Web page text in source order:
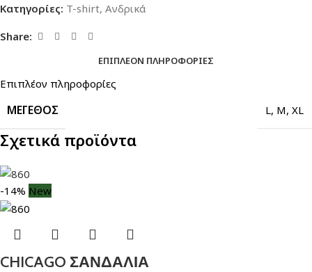
Κατηγορίες: T-shirt, Ανδρικά
Share:
ΕΠΙΠΛΈΟΝ ΠΛΗΡΟΦΟΡΊΕΣ
Επιπλέον πληροφορίες
ΜΈΓΕΘΟΣ L, M, XL
Σχετικά προϊόντα
-14% New
CHICAGO ΣΑΝΔΑΛΙΑ